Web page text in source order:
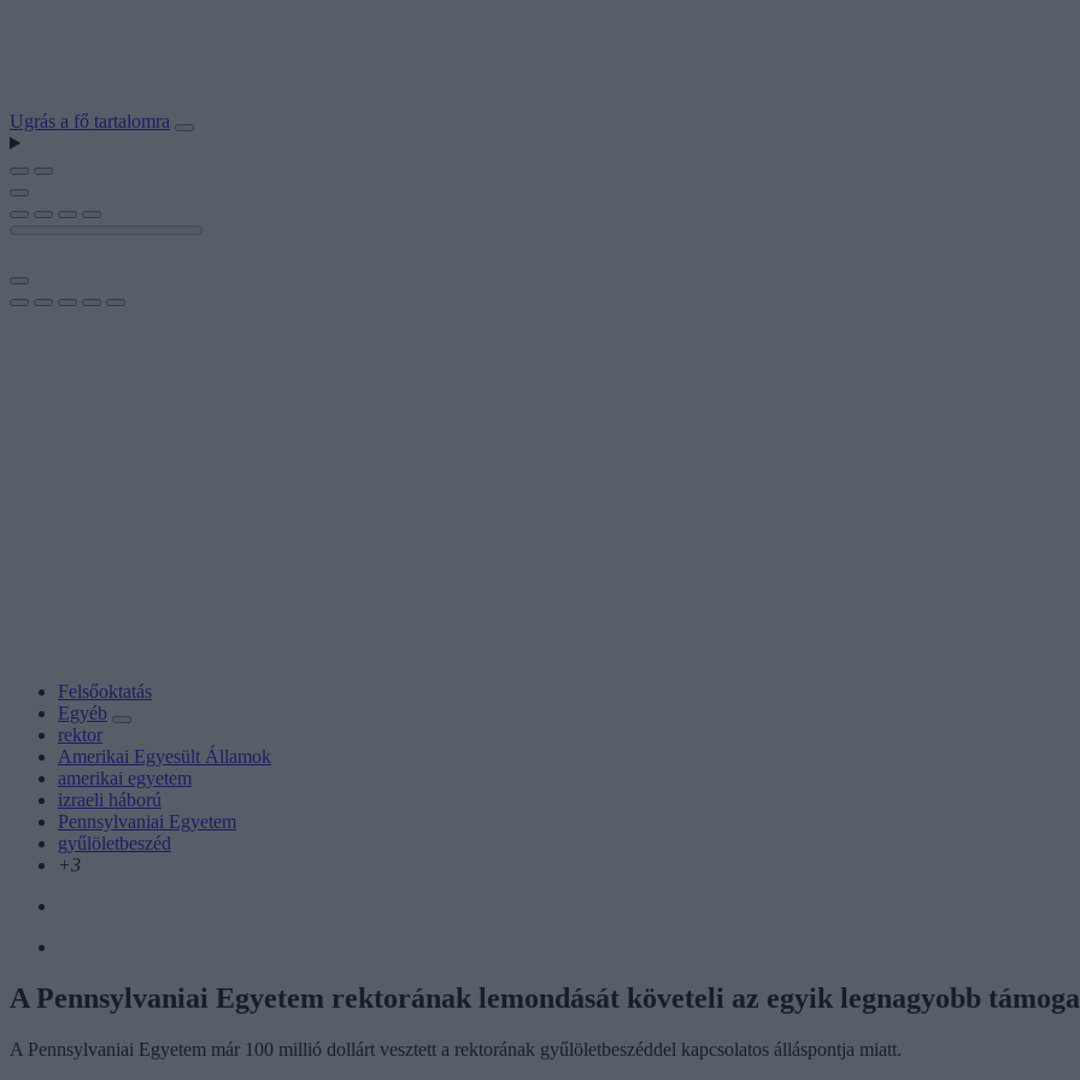
Ugrás a fő tartalomra
Felsőoktatás
Egyéb
rektor
Amerikai Egyesült Államok
amerikai egyetem
izraeli háború
Pennsylvaniai Egyetem
gyűlöletbeszéd
+3
A Pennsylvaniai Egyetem rektorának lemondását követeli az egyik legnagyobb
A Pennsylvaniai Egyetem már 100 millió dollárt vesztett a rektorának gyűlöletbeszéddel kapcsolatos álláspontja miatt.